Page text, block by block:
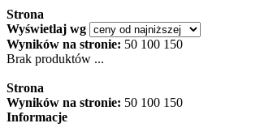
Strona
Wyświetlaj wg
Wyników na stronie: 50 100 150
Brak produktów ...
Strona
Wyników na stronie: 50 100 150
Informacje